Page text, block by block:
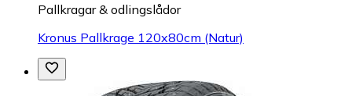
Pallkragar & odlingslådor
Kronus Pallkrage 120x80cm (Natur)